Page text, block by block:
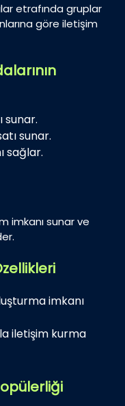
etrafında gruplar
göre iletişim
sunar.
sunar.
sağlar.
imkanı sunar ve
imkanı
iletişim kurma